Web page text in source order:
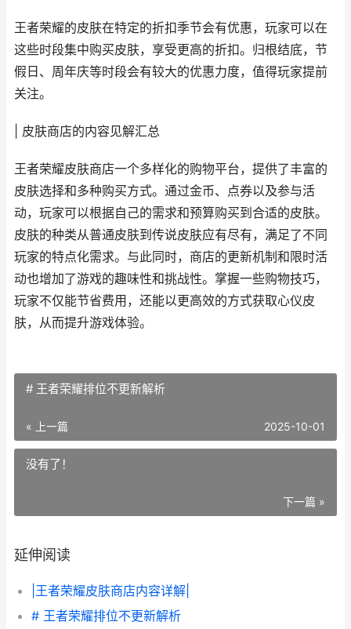
王者荣耀的皮肤在特定的折扣季节会有优惠，玩家可以在
这些时段集中购买皮肤，享受更高的折扣。归根结底，节
假日、周年庆等时段会有较大的优惠力度，值得玩家提前
关注。
| 皮肤商店的内容见解汇总
王者荣耀皮肤商店一个多样化的购物平台，提供了丰富的
皮肤选择和多种购买方式。通过金币、点券以及参与活
动，玩家可以根据自己的需求和预算购买到合适的皮肤。
皮肤的种类从普通皮肤到传说皮肤应有尽有，满足了不同
玩家的特点化需求。与此同时，商店的更新机制和限时活
动也增加了游戏的趣味性和挑战性。掌握一些购物技巧，
玩家不仅能节省费用，还能以更高效的方式获取心仪皮
肤，从而提升游戏体验。
# 王者荣耀排位不更新解析
« 上一篇 2025-10-01
没有了！
下一篇 »
延伸阅读
|王者荣耀皮肤商店内容详解|
# 王者荣耀排位不更新解析